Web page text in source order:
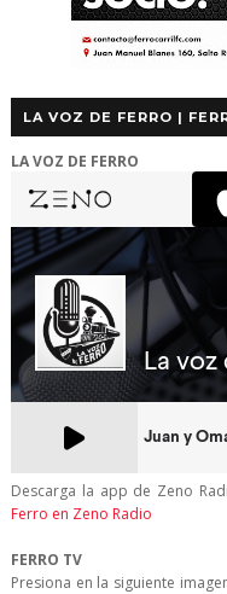
LA VOZ DE FERRO |
LA VOZ DE FERRO
Descarga la app de Zeno
Ferro en Zeno Radio
FERRO TV
Presiona en la siguiente